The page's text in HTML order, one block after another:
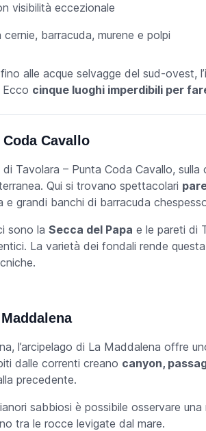
visibilità eccezionale
barracuda, murene e polpi
alle acque selvagge del sud-ovest,
Ecco cinque luoghi imperdibili per
Cavallo
di Tavolara – Punta Coda Cavallo,
Qui si trovano spettacolari
e grandi banchi di barracuda
sono laSecca del Papa e le pareti di
La varietà dei fondali rende
l’arcipelago di La Maddalena offre
dalle correnti creano canyon,
precedente.
sabbiosi è possibile osservare
tra le rocce levigate dal mare.